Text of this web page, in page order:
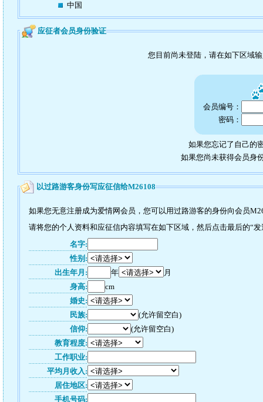
中国
应征者会员身份验证
您目前尚未登陆，请在如下区域
会员编号：
密码：
如果您忘记了自己的
如果您尚未获得会员身
以过路游客身份写应征信给M26108
如果您无意注册成为爱情网会员，您可以用过路游客的身份向会员
请将您的个人资料和应征信内容填写在如下区域，然后点击最后的“
名字:
性别:
出生年月:
年
月
身高:
cm
婚史:
民族:
(允许留空白)
信仰:
(允许留空白)
教育程度:
工作职业:
平均月收入:
居住地区:
手机号码: